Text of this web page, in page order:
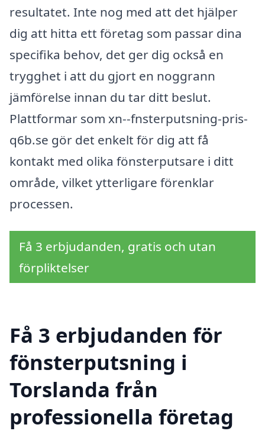
resultatet. Inte nog med att det hjälper
dig att hitta ett företag som passar dina
specifika behov, det ger dig också en
trygghet i att du gjort en noggrann
jämförelse innan du tar ditt beslut.
Plattformar som xn--fnsterputsning-pris-
q6b.se gör det enkelt för dig att få
kontakt med olika fönsterputsare i ditt
område, vilket ytterligare förenklar
processen.
Få 3 erbjudanden, gratis och utan
förpliktelser
Få 3 erbjudanden för
fönsterputsning i
Torslanda från
professionella företag